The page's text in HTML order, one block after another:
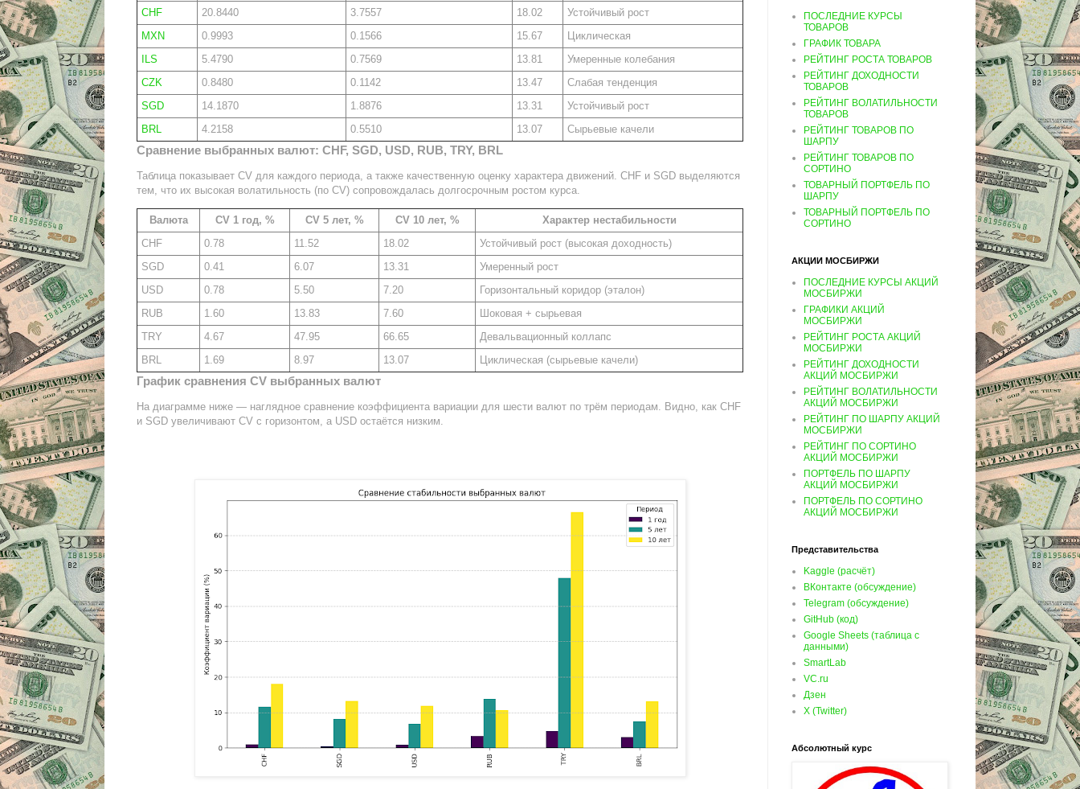
CHF
20.8440 3.7557 18.02
Устойчивый рост
MXN
0.9993 0.1566 15.67
Циклическая
ILS
5.4790 0.7569 13.81
Умеренные колебания
CZK
0.8480 0.1142 13.47
Слабая тенденция
SGD
14.1870 1.8876 13.31
Устойчивый рост
BRL
4.2158 0.5510 13.07 Сырьевые качели
Сравнение выбранных валют: CHF, SGD, USD, RUB, TRY, BRL
Таблица показывает CV для каждого периода, а также качественную оценку характера движений. CHF и SGD выделяются
тем, что их высокая волатильность (по CV) сопровождалась долгосрочным ростом курса.
Валюта CV 1 год, % CV 5 лет, % CV 10 лет, %
Характер нестабильности
CHF
0.78 11.52 18.02
Устойчивый рост (высокая доходность)
SGD
0.41 6.07 13.31
Умеренный рост
USD
0.78 5.50 7.20
Горизонтальный коридор (эталон)
RUB
1.60 13.83 7.60
Шоковая + сырьевая
TRY
4.67 47.95 66.65
Девальвационный коллапс
BRL
1.69 8.97 13.07 Циклическая (сырьевые качели)
График сравнения CV выбранных валют
На диаграмме ниже — наглядное сравнение коэффициента вариации для шести валют по трём периодам. Видно, как CHF
и SGD увеличивают CV с горизонтом, а USD остаётся низким.
ПОСЛЕДНИЕ КУРСЫ
ТОВАРОВ
ГРАФИК ТОВАРА
РЕЙТИНГ РОСТА ТОВАРОВ
РЕЙТИНГ ДОХОДНОСТИ
ТОВАРОВ
РЕЙТИНГ ВОЛАТИЛЬНОСТИ
ТОВАРОВ
РЕЙТИНГ ТОВАРОВ ПО
ШАРПУ
РЕЙТИНГ ТОВАРОВ ПО
СОРТИНО
ТОВАРНЫЙ ПОРТФЕЛЬ ПО
ШАРПУ
ТОВАРНЫЙ ПОРТФЕЛЬ ПО
СОРТИНО
АКЦИИ МОСБИРЖИ
ПОСЛЕДНИЕ КУРСЫ АКЦИЙ
МОСБИРЖИ
ГРАФИКИ АКЦИЙ
МОСБИРЖИ
РЕЙТИНГ РОСТА АКЦИЙ
МОСБИРЖИ
РЕЙТИНГ ДОХОДНОСТИ
АКЦИЙ МОСБИРЖИ
РЕЙТИНГ ВОЛАТИЛЬНОСТИ
АКЦИЙ МОСБИРЖИ
РЕЙТИНГ ПО ШАРПУ АКЦИЙ
МОСБИРЖИ
РЕЙТИНГ ПО СОРТИНО
АКЦИЙ МОСБИРЖИ
ПОРТФЕЛЬ ПО ШАРПУ
АКЦИЙ МОСБИРЖИ
ПОРТФЕЛЬ ПО СОРТИНО
АКЦИЙ МОСБИРЖИ
Представительства
Kaggle (расчёт)
ВКонтакте (обсуждение)
Telegram (обсуждение)
GitHub (код)
Google Sheets (таблица с
данными)
SmartLab
VC.ru
Дзен
X (Twitter)
Абсолютный курс